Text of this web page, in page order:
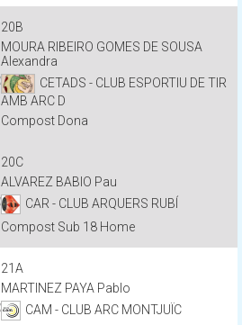
20B
MOURA RIBEIRO GOMES DE SOUSA
Alexandra
CETADS - CLUB ESPORTIU DE TIR
AMB ARC D
Compost Dona
20C
ALVAREZ BABIO Pau
CAR - CLUB ARQUERS RUBÍ
Compost Sub 18 Home
21A
MARTINEZ PAYA Pablo
CAM - CLUB ARC MONTJUÏC